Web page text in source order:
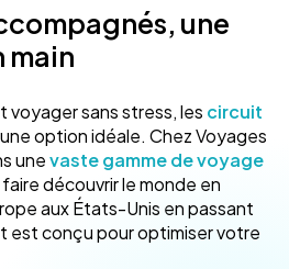
une
main
voyager sans stress, les circuit
option idéale. Chez Voyages
unevaste gamme de voyage
découvrir le monde en
aux États-Unis en passant
est conçu pour optimiser votre